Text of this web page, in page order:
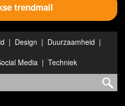
trendmail
Design
Duurzaamheid
Media Techniek